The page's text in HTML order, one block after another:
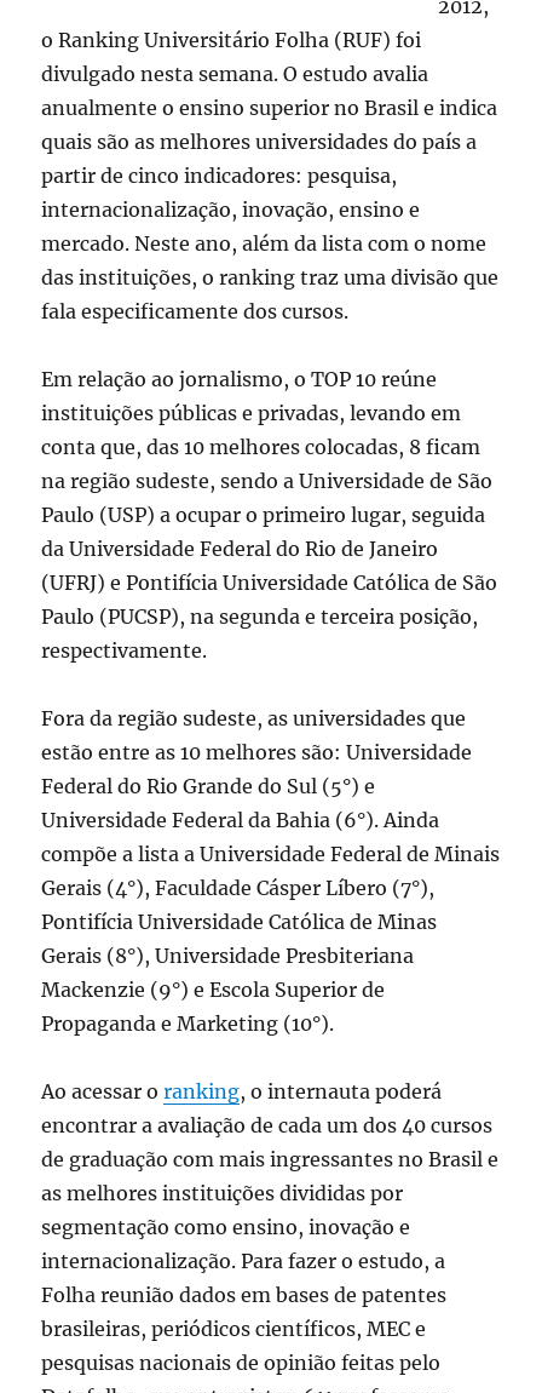
2012,
o Ranking Universitário Folha (RUF) foi
divulgado nesta semana. O estudo avalia
anualmente o ensino superior no Brasil e indica
quais são as melhores universidades do país a
partir de cinco indicadores: pesquisa,
internacionalização, inovação, ensino e
mercado. Neste ano, além da lista com o nome
das instituições, o ranking traz uma divisão que
fala especificamente dos cursos.
Em relação ao jornalismo, o TOP 10 reúne
instituições públicas e privadas, levando em
conta que, das 10 melhores colocadas, 8 ficam
na região sudeste, sendo a Universidade de São
Paulo (USP) a ocupar o primeiro lugar, seguida
da Universidade Federal do Rio de Janeiro
(UFRJ) e Pontifícia Universidade Católica de São
Paulo (PUCSP), na segunda e terceira posição,
respectivamente.
Fora da região sudeste, as universidades que
estão entre as 10 melhores são: Universidade
Federal do Rio Grande do Sul (5°) e
Universidade Federal da Bahia (6°). Ainda
compõe a lista a Universidade Federal de Minais
Gerais (4°), Faculdade Cásper Líbero (7°),
Pontifícia Universidade Católica de Minas
Gerais (8°), Universidade Presbiteriana
Mackenzie (9°) e Escola Superior de
Propaganda e Marketing (10°).
Ao acessar oranking, o internauta poderá
encontrar a avaliação de cada um dos 40 cursos
de graduação com mais ingressantes no Brasil e
as melhores instituições divididas por
segmentação como ensino, inovação e
internacionalização. Para fazer o estudo, a
Folha reunião dados em bases de patentes
brasileiras, periódicos científicos, MEC e
pesquisas nacionais de opinião feitas pelo